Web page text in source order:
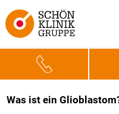
Was ist ein